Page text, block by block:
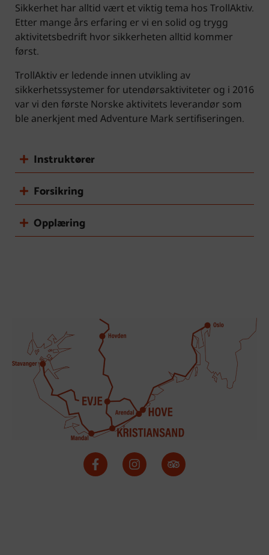
Sikkerhet har alltid vært et viktig tema hos TrollAktiv.
Etter mange års erfaring er vi en solid og trygg
aktivitetsbedrift hvor sikkerheten alltid kommer
først.
TrollAktiv er ledende innen utvikling av
sikkerhetssystemer for utendørsaktiviteter og i 2016
var vi den første Norske aktivitets leverandør som
ble anerkjent med Adventure Mark sertifiseringen.
Instruktører
Forsikring
Opplæring